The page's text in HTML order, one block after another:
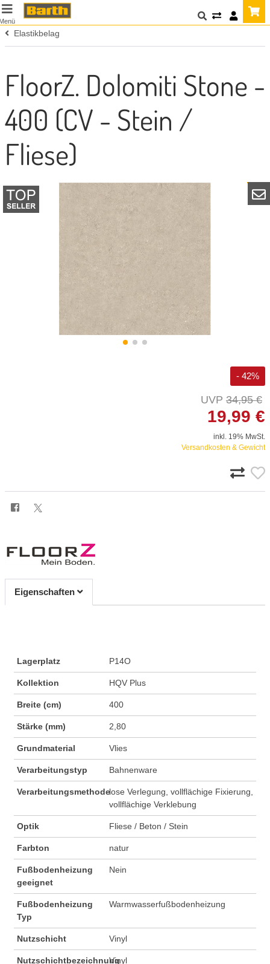
Elastikbelag
FloorZ. Dolomiti Stone -
400 (CV - Stein /
Fliese)
- 42%
34,95 €
19,99 €
inkl. 19% MwSt.
Versandkosten & Gewicht
Eigenschaften
Lagerplatz P14O
Kollektion HQV Plus
Breite (cm) 400
Stärke (mm) 2,80
Grundmaterial Vlies
Verarbeitungstyp Bahnenware
Verarbeitungsmethodelose Verlegung, vollflächige Fixierung,
vollflächige Verklebung
Optik Fliese / Beton / Stein
Farbton natur
Fußbodenheizung
geeignet
Nein
Fußbodenheizung
Typ
Warmwasserfußbodenheizung
Nutzschicht Vinyl
Nutzschichtbezeichnung
Vinyl